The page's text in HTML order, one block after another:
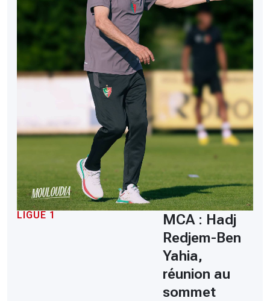
LIGUE 1
MCA : Hadj
Redjem-Ben
Yahia,
réunion au
sommet